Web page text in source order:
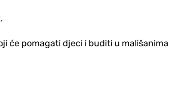
će pomagati djeci i buditi u mališanima